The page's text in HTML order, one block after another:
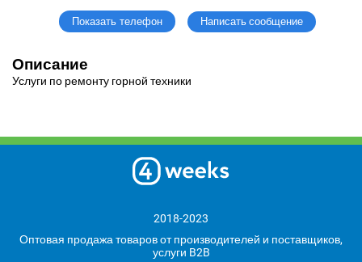
Показать телефон Написать сообщение
Описание
Услуги по ремонту горной техники
2018-2023
Оптовая продажа товаров от производителей и поставщиков,
услуги B2B